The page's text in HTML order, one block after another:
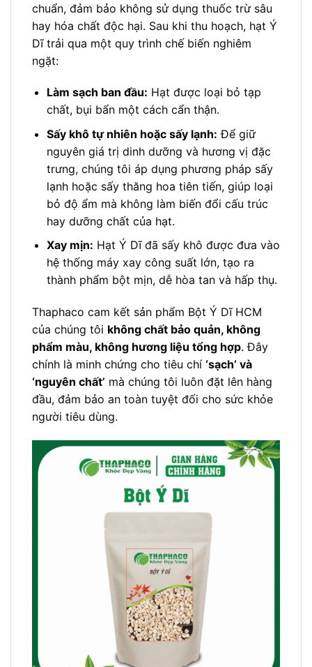
chuẩn, đảm bảo không sử dụng thuốc trừ sâu
hay hóa chất độc hại. Sau khi thu hoạch, hạt Ý
Dĩ trải qua một quy trình chế biến nghiêm
ngặt:
Làm sạch ban đầu: Hạt được loại bỏ tạp
chất, bụi bẩn một cách cẩn thận.
Sấy khô tự nhiên hoặc sấy lạnh: Để giữ
nguyên giá trị dinh dưỡng và hương vị đặc
trưng, chúng tôi áp dụng phương pháp sấy
lạnh hoặc sấy thăng hoa tiên tiến, giúp loại
bỏ độ ẩm mà không làm biến đổi cấu trúc
hay dưỡng chất của hạt.
Xay mịn: Hạt Ý Dĩ đã sấy khô được đưa vào
hệ thống máy xay công suất lớn, tạo ra
thành phẩm bột mịn, dễ hòa tan và hấp thụ.
Thaphaco cam kết sản phẩm Bột Ý Dĩ HCM
của chúng tôi không chất bảo quản, không
phẩm màu, không hương liệu tổng hợp. Đây
chính là minh chứng cho tiêu chí ‘sạch’ và
‘nguyên chất’ mà chúng tôi luôn đặt lên hàng
đầu, đảm bảo an toàn tuyệt đối cho sức khỏe
người tiêu dùng.